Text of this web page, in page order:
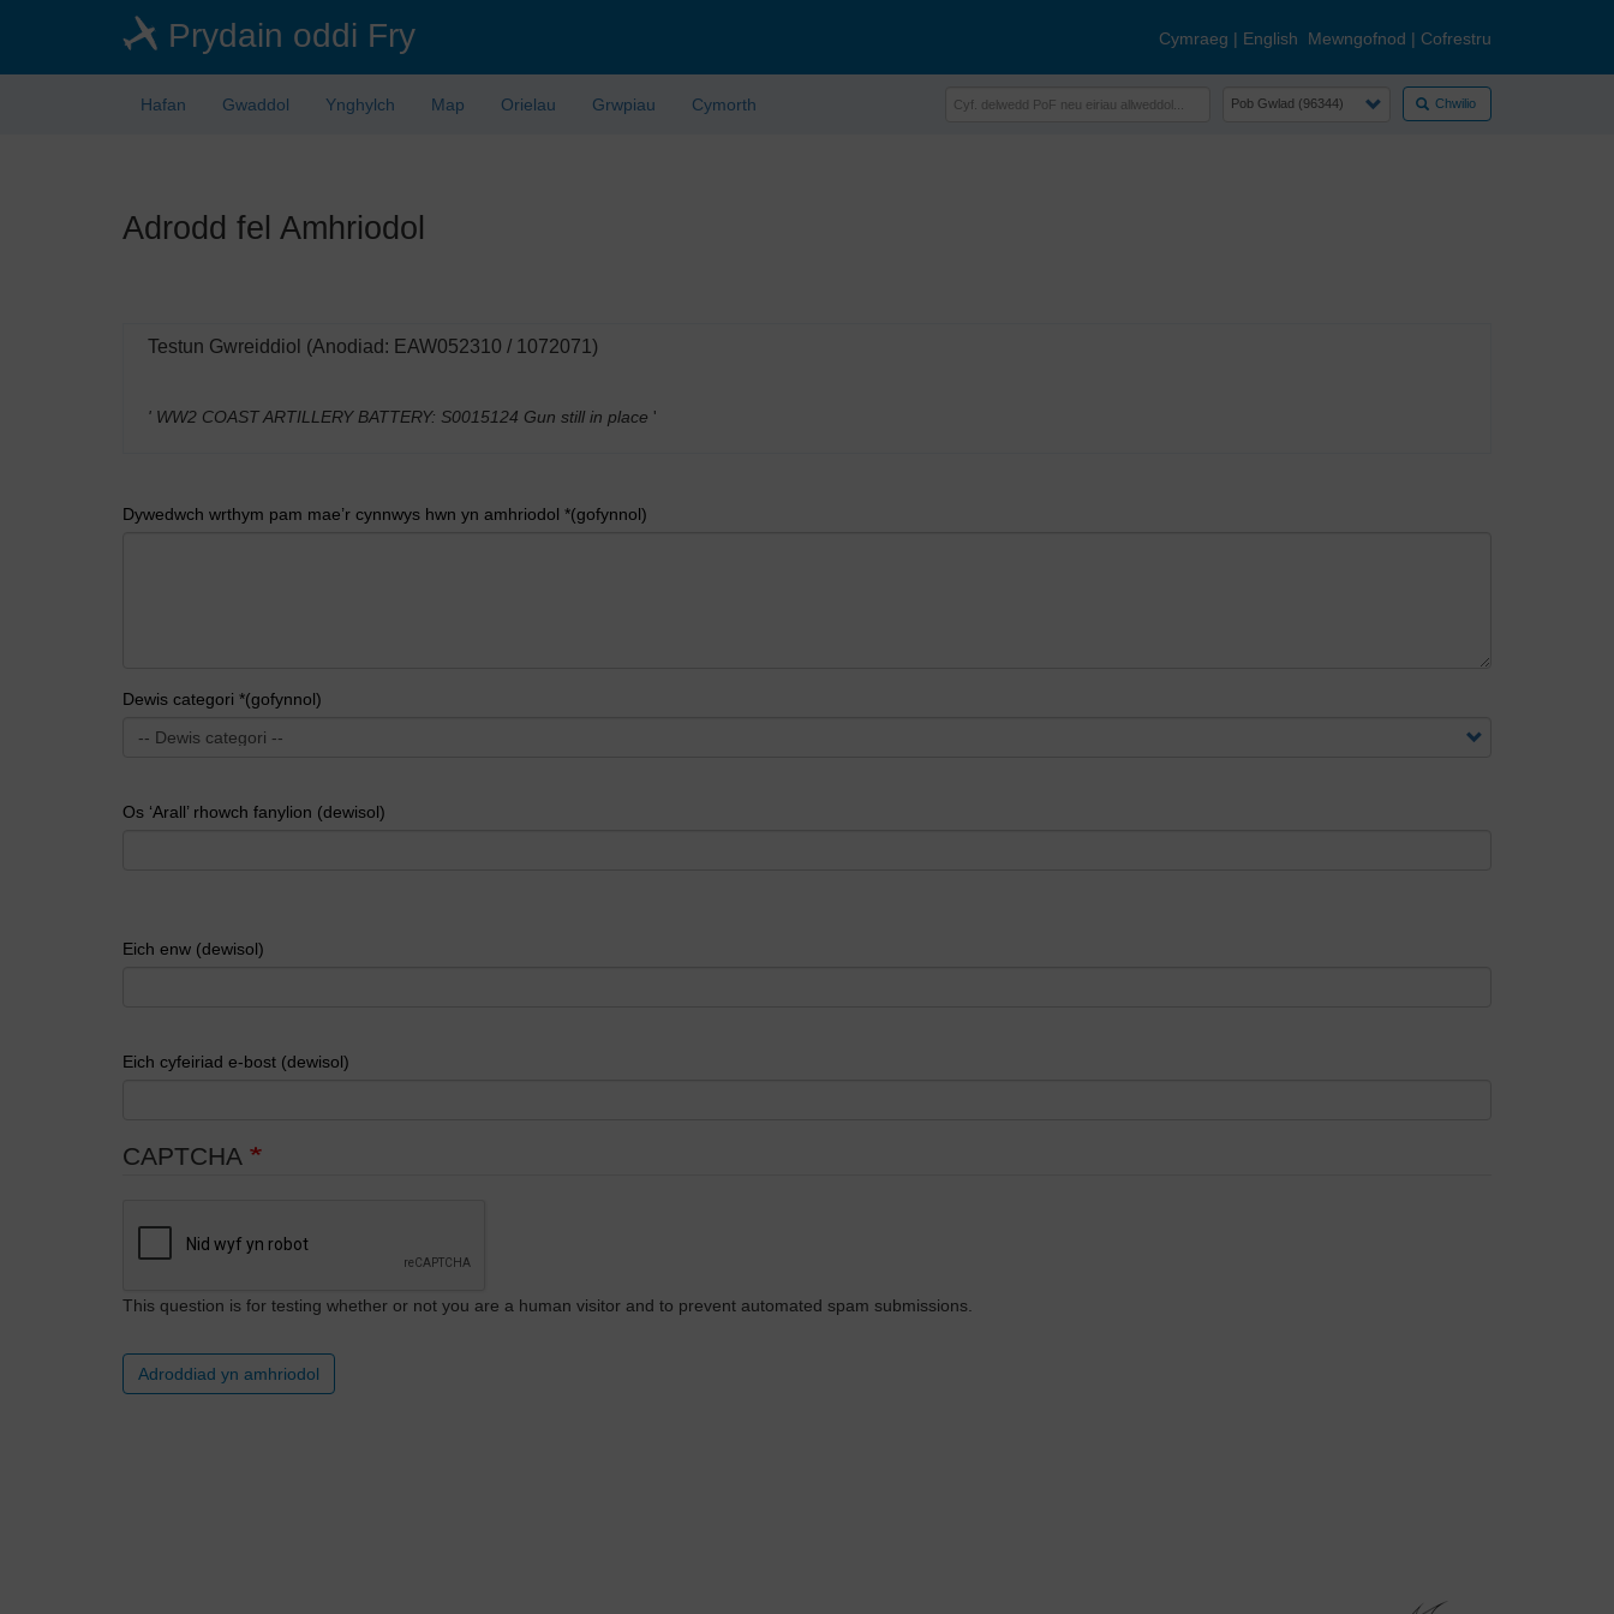
Prydain oddi Fry Cymraeg | English Mewngofnod | Cofrestru
Hafan Gwaddol Ynghylch Map Orielau Grwpiau Cymorth Chwilio
Adrodd fel Amhriodol
Testun Gwreiddiol (Anodiad: EAW052310 / 1072071)
' WW2 COAST ARTILLERY BATTERY: S0015124 Gun still in place '
Dywedwch wrthym pam mae’r cynnwys hwn yn amhriodol *(gofynnol)
Dewis categori *(gofynnol)
Os ‘Arall’ rhowch fanylion (dewisol)
Eich enw (dewisol)
Eich cyfeiriad e-bost (dewisol)
CAPTCHA
This question is for testing whether or not you are a human visitor and to prevent automated spam submissions.
Adroddiad yn amhriodol